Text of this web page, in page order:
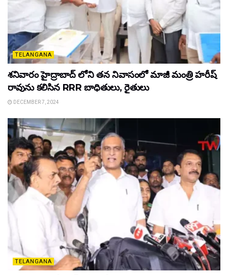
TELANGANA
శనివారం హైద్రాబాద్ లోని తన నివాసంలో మాజీ మంత్రి హరీష్
రావును కలిసిన RRR బాధితులు, రైతులు
DECEMBER 7, 2024
TELANGANA